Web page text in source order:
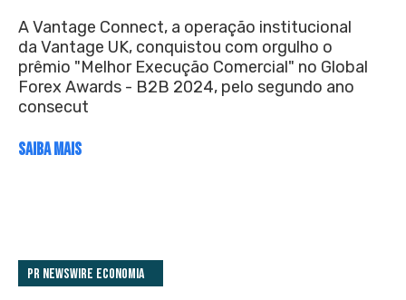
A Vantage Connect, a operação institucional
da Vantage UK, conquistou com orgulho o
prêmio "Melhor Execução Comercial" no Global
Forex Awards - B2B 2024, pelo segundo ano
consecut
SAIBA MAIS
PR Newswire Economia